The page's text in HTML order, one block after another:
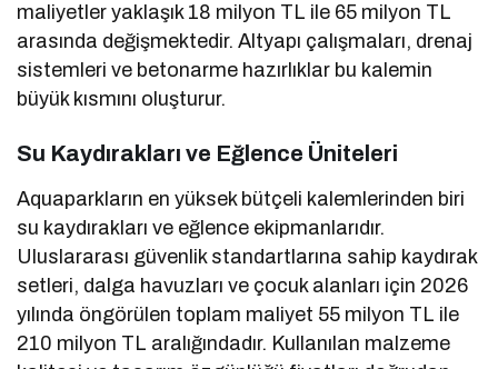
maliyetler yaklaşık 18 milyon TL ile 65 milyon TL
arasında değişmektedir. Altyapı çalışmaları, drenaj
sistemleri ve betonarme hazırlıklar bu kalemin
büyük kısmını oluşturur.
Su Kaydırakları ve Eğlence Üniteleri
Aquaparkların en yüksek bütçeli kalemlerinden biri
su kaydırakları ve eğlence ekipmanlarıdır.
Uluslararası güvenlik standartlarına sahip kaydırak
setleri, dalga havuzları ve çocuk alanları için 2026
yılında öngörülen toplam maliyet 55 milyon TL ile
210 milyon TL aralığındadır. Kullanılan malzeme